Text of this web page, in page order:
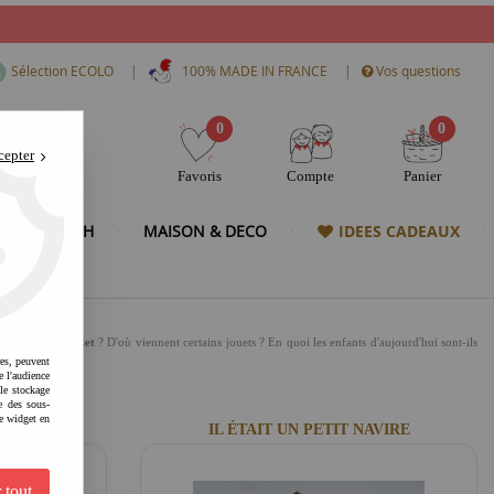
Sélection ECOLO | 100% MADE IN FRANCE | Vos questions
0
Favoris Compte
0
Panier
HIGH TECH MAISON & DECO IDEES CADEAUX
Histoire du jouet? D'où viennent certains jouets ? En quoi les enfants d'aujourd'hui sont-ils
IL ÉTAIT UN PETIT NAVIRE
peuvent
l'audience
stockage
des sous-
widget en